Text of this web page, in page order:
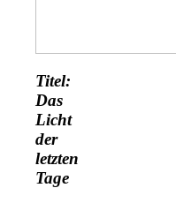
Titel:
Das
Licht
der
letzten
Tage